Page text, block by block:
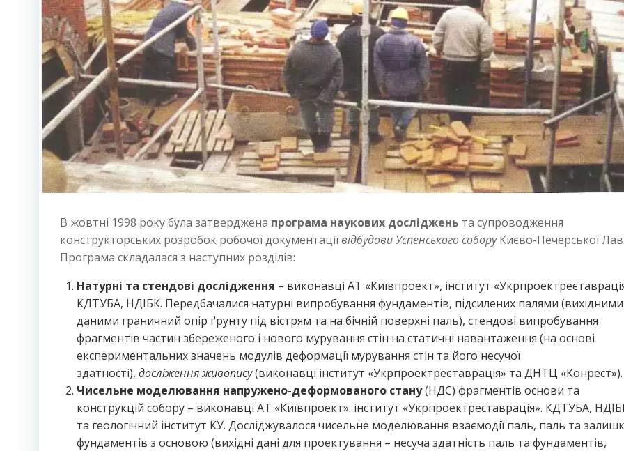
В жовтні 1998 року була затверджена програма наукових досліджень та супроводження
конструкторських розробок робочої документаціївідбудови Успенського соборуКиєво-Печерської
Програма складалася з наступних розділів:
Натурні та стендові дослідження – виконавці АТ «Київпроект», інститут
КДТУБА, НДІБК. Передбачалися натурні випробування фундаментів, підсилених палями (вихідними
даними граничний опір ґрунту під вістрям та на бічній поверхні паль), стендові випробування
фрагментів частин збереженого і нового мурування стін на статичні навантаження (на основі
експериментальних значень модулів деформації мурування стін та його несучої
здатності), досліження живопису(виконавці інститут «Укрпроектреєтаврація» та ДНТЦ «Конрест»).
Чисельне моделювання напружено-деформованого стану(НДС) фрагментів основи та
конструкцій собору – виконавці АТ «Київпроект». інститут «Укрпроектреставрація». КДТУБА,
та геологічний інститут КУ. Досліджувалося чисельне моделювання взаємодії паль, паль та
фундаментів з основою (вихідні дані для проектування – несуча здатність паль та фундаментів,